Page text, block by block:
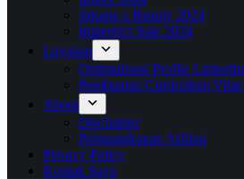
Jakarta x Beauty 2024
Imperfect Sale 2024
Layanan
Optimalisasi Profile Linkedin
Pembuatan Curriculum Vitae
About
Disclaimer
Pengungkapan Afiliasi
Privacy Policy
Kontak Saya